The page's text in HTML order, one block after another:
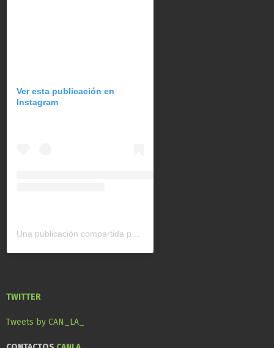
Ver esta publicación en
Instagram
TWITTER
Tweets by CAN_LA_